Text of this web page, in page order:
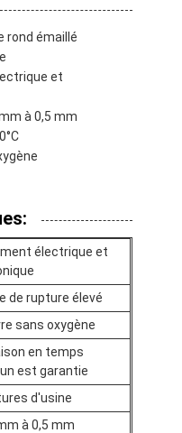
rond émaillé
et
à 0,5 mm
électrique et
de rupture élevé
sans oxygène
en temps
est garantie
d'usine
à 0,5 mm